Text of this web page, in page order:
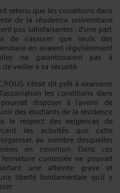
retenu que les conditions dans
de la résidence universitaire
pas satisfaisantes : d'une part,
de s'assurer que seuls des
en avaient régulièrement
ne garantissaient pas à
veiller à sa sécurité.
s'était dit prêt à examiner
les conditions dans
disposer à l'avenir de
des étudiants de la résidence
le respect des exigences de
les activités que cette
au nombre desquelles
en commun. Dans ces
contestée ne pouvait
une atteinte grave et
liberté fondamentale qu'il y